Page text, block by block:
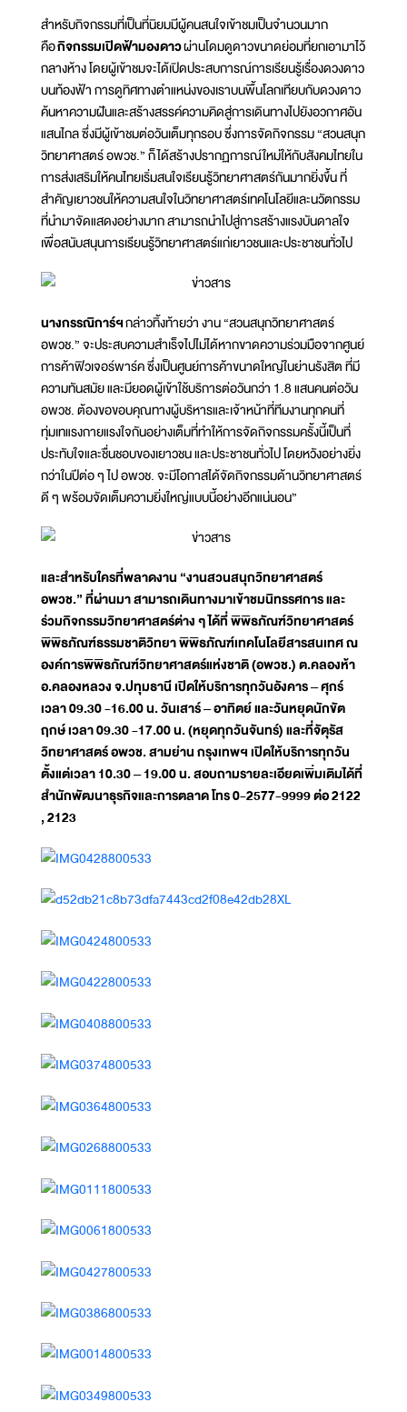
สำหรับกิจกรรมที่เป็นที่นิยมมีผู้คนสนใจเข้าชมเป็นจำนวนมาก
คือกิจกรรมเปิดฟ้ามองดาวผ่านโดมดูดาวขนาดย่อมที่ยกเอามาไว้
กลางห้าง โดยผู้เข้าชมจะได้เปิดประสบการณ์การเรียนรู้เรื่องดวงดาว
บนท้องฟ้า การดูทิศทางตำแหน่งของเราบนพื้นโลกเทียบกับดวงดาว
ค้นหาความฝันและสร้างสรรค์ความคิดสู่การเดินทางไปยังอวกาศอัน
แสนไกล ซึ่งมีผู้เข้าชมต่อวันเต็มทุกรอบ ซึ่งการจัดกิจกรรม “สวนสนุก
วิทยาศาสตร์ อพวช.” ก็ได้สร้างปรากฏการณ์ใหม่ให้กับสังคมไทยใน
การส่งเสริมให้คนไทยเริ่มสนใจเรียนรู้วิทยาศาสตร์กันมากยิ่งขึ้น ที่
สำคัญเยาวชนให้ความสนใจในวิทยาศาสตร์เทคโนโลยีและนวัตกรรม
ที่นำมาจัดแสดงอย่างมาก สามารถนำไปสู่การสร้างแรงบันดาลใจ
เพื่อสนับสนุนการเรียนรู้วิทยาศาสตร์แก่เยาวชนและประชาชนทั่วไป
นางกรรณิการ์ฯกล่าวทิ้งท้ายว่า งาน “สวนสนุกวิทยาศาสตร์
อพวช.” จะประสบความสำเร็จไปไม่ได้หากขาดความร่วมมือจากศูนย์
การค้าฟิวเจอร์พาร์ค ซึ่งเป็นศูนย์การค้าขนาดใหญ่ในย่านรังสิต ที่มี
ความทันสมัย และมียอดผู้เข้าใช้บริการต่อวันกว่า 1.8 แสนคนต่อวัน
อพวช. ต้องขอขอบคุณทางผู้บริหารและเจ้าหน้าที่ทีมงานทุกคนที่
ทุ่มเทแรงกายแรงใจกันอย่างเต็มที่ทำให้การจัดกิจกรรมครั้งนี้เป็นที่
ประทับใจและชื่นชอบของเยาวชน และประชาชนทั่วไป โดยหวังอย่างยิ่ง
กว่าในปีต่อ ๆ ไป อพวช. จะมีโอกาสได้จัดกิจกรรมด้านวิทยาศาสตร์
ดี ๆ พร้อมจัดเต็มความยิ่งใหญ่แบบนี้อย่างอีกแน่นอน”
และสำหรับใครที่พลาดงาน “งานสวนสนุกวิทยาศาสตร์
อพวช.” ที่ผ่านมา สามารถเดินทางมาเข้าชมนิทรรศการ และ
ร่วมกิจกรรมวิทยาศาสตร์ต่าง ๆ ได้ที่ พิพิธภัณฑ์วิทยาศาสตร์
พิพิธภัณฑ์ธรรมชาติวิทยา พิพิธภัณฑ์เทคโนโลยีสารสนเทศ ณ
องค์การพิพิธภัณฑ์วิทยาศาสตร์แห่งชาติ (อพวช.) ต.คลองห้า
อ.คลองหลวง จ.ปทุมธานี เปิดให้บริการทุกวันอังคาร – ศุกร์
เวลา 09.30 -16.00 น. วันเสาร์ – อาทิตย์ และวันหยุดนักขัต
ฤกษ์ เวลา 09.30 -17.00 น. (หยุดทุกวันจันทร์) และที่จัตุรัส
วิทยาศาสตร์ อพวช. สามย่าน กรุงเทพฯ เปิดให้บริการทุกวัน
ตั้งแต่เวลา 10.30 – 19.00 น. สอบถามรายละเอียดเพิ่มเติมได้ที่
สำนักพัฒนาธุรกิจและการตลาด โทร 0-2577-9999 ต่อ 2122
, 2123